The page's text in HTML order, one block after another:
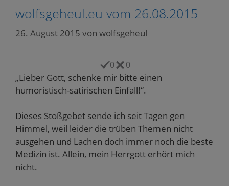
wolfsgeheul.eu vom 26.08.2015
26. August 2015 von wolfsgeheul
0 0
„Lieber Gott, schenke mir bitte einen
humoristisch-satirischen Einfall!“.
Dieses Stoßgebet sende ich seit Tagen gen
Himmel, weil leider die trüben Themen nicht
ausgehen und Lachen doch immer noch die beste
Medizin ist. Allein, mein Herrgott erhört mich
nicht.